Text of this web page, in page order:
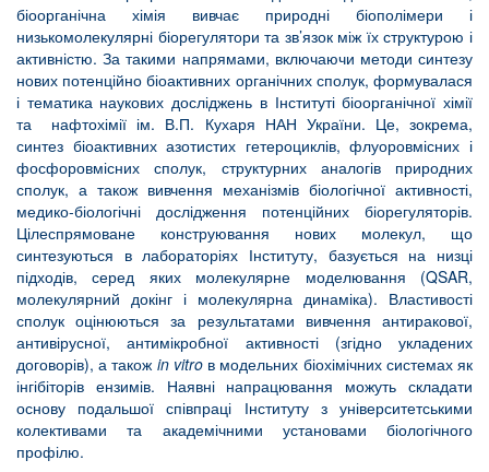
біоорганічна хімія вивчає природні біополімери і
низькомолекулярні біорегулятори та зв’язок між їх структурою і
активністю. За такими напрямами, включаючи методи синтезу
нових потенційно біоактивних органічних сполук, формувалася
і тематика наукових досліджень в Інституті біоорганічної хімії
та нафтохімії ім. В.П. Кухаря НАН України. Це, зокрема,
синтез біоактивних азотистих гетероциклів, флуоровмісних і
фосфоровмісних сполук, структурних аналогів природних
сполук, а також вивчення механізмів біологічної активності,
медико-біологічні дослідження потенційних біорегуляторів.
Цілеспрямоване конструювання нових молекул, що
синтезуються в лабораторіях Інституту, базується на низці
підходів, серед яких молекулярне моделювання (QSAR,
молекулярний докінг і молекулярна динаміка). Властивості
сполук оцінюються за результатами вивчення антиракової,
антивірусної, антимікробної активності (згідно укладених
договорів), а також in vitroв модельних біохімічних системах як
інгібіторів ензимів. Наявні напрацювання можуть складати
основу подальшої співпраці Інституту з університетськими
колективами та академічними установами біологічного
профілю.